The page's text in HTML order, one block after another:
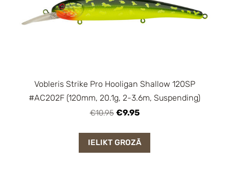
Vobleris Strike Pro Hooligan Shallow 120SP
#AC202F (120mm, 20.1g, 2-3.6m, Suspending)
€10.95 €9.95
IELIKT GROZĀ